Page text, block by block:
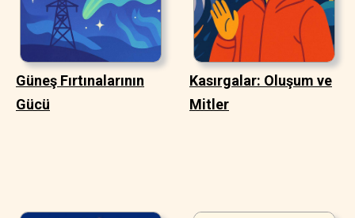
Güneş Fırtınalarının
Gücü
Kasırgalar: Oluşum ve
Mitler